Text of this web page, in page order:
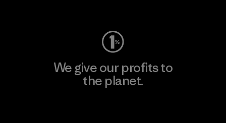
We give our profits to
the planet.